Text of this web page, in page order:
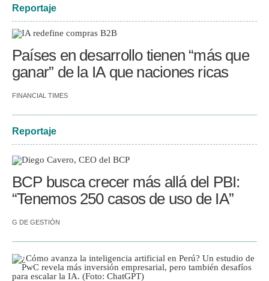
Reportaje
Países en desarrollo tienen “más que
ganar” de la IA que naciones ricas
FINANCIAL TIMES
Reportaje
BCP busca crecer más allá del PBI:
“Tenemos 250 casos de uso de IA”
G DE GESTIÓN